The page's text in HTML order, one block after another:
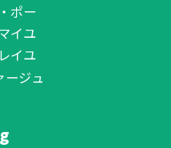
ポー
イユ
イユ
ージュ